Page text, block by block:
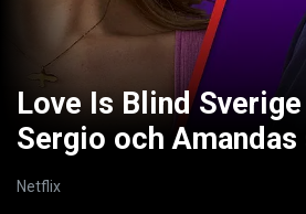
Love Is Blind
Sergio och
Netflix